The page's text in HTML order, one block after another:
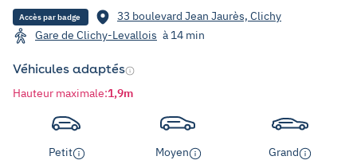
Accès par badge
33 boulevard Jean Jaurès, Clichy
Gare de Clichy-Levallois à 14 min
Véhicules adaptés
Hauteur maximale:1,9m
Petit Moyen Grand